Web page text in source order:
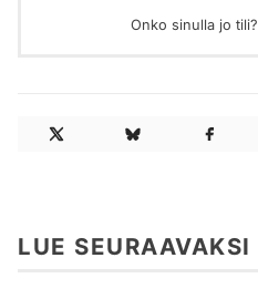
Onko sinulla jo tili?
LUE SEURAAVAKSI